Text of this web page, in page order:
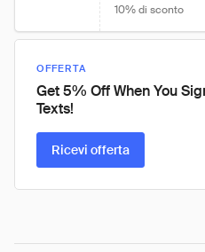
10% di sconto
OFFERTA
Get 5% Off When You
Texts!
Ricevi offerta